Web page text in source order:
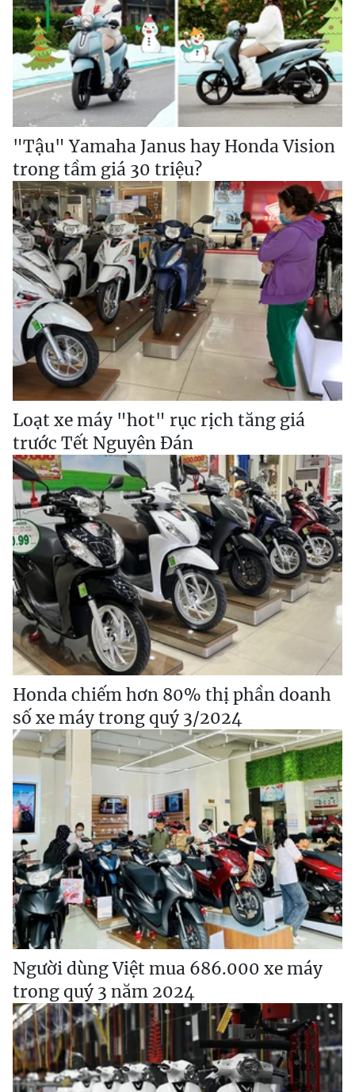
"Tậu" Yamaha Janus hay Honda Vision
trong tầm giá 30 triệu?
Loạt xe máy "hot" rục rịch tăng giá
trước Tết Nguyên Đán
Honda chiếm hơn 80% thị phần doanh
số xe máy trong quý 3/2024
Người dùng Việt mua 686.000 xe máy
trong quý 3 năm 2024